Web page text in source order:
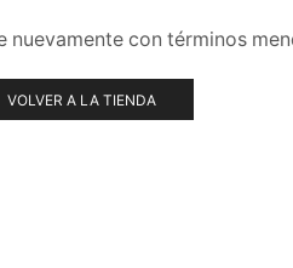
nuevamente con términos
VOLVER A LA TIENDA